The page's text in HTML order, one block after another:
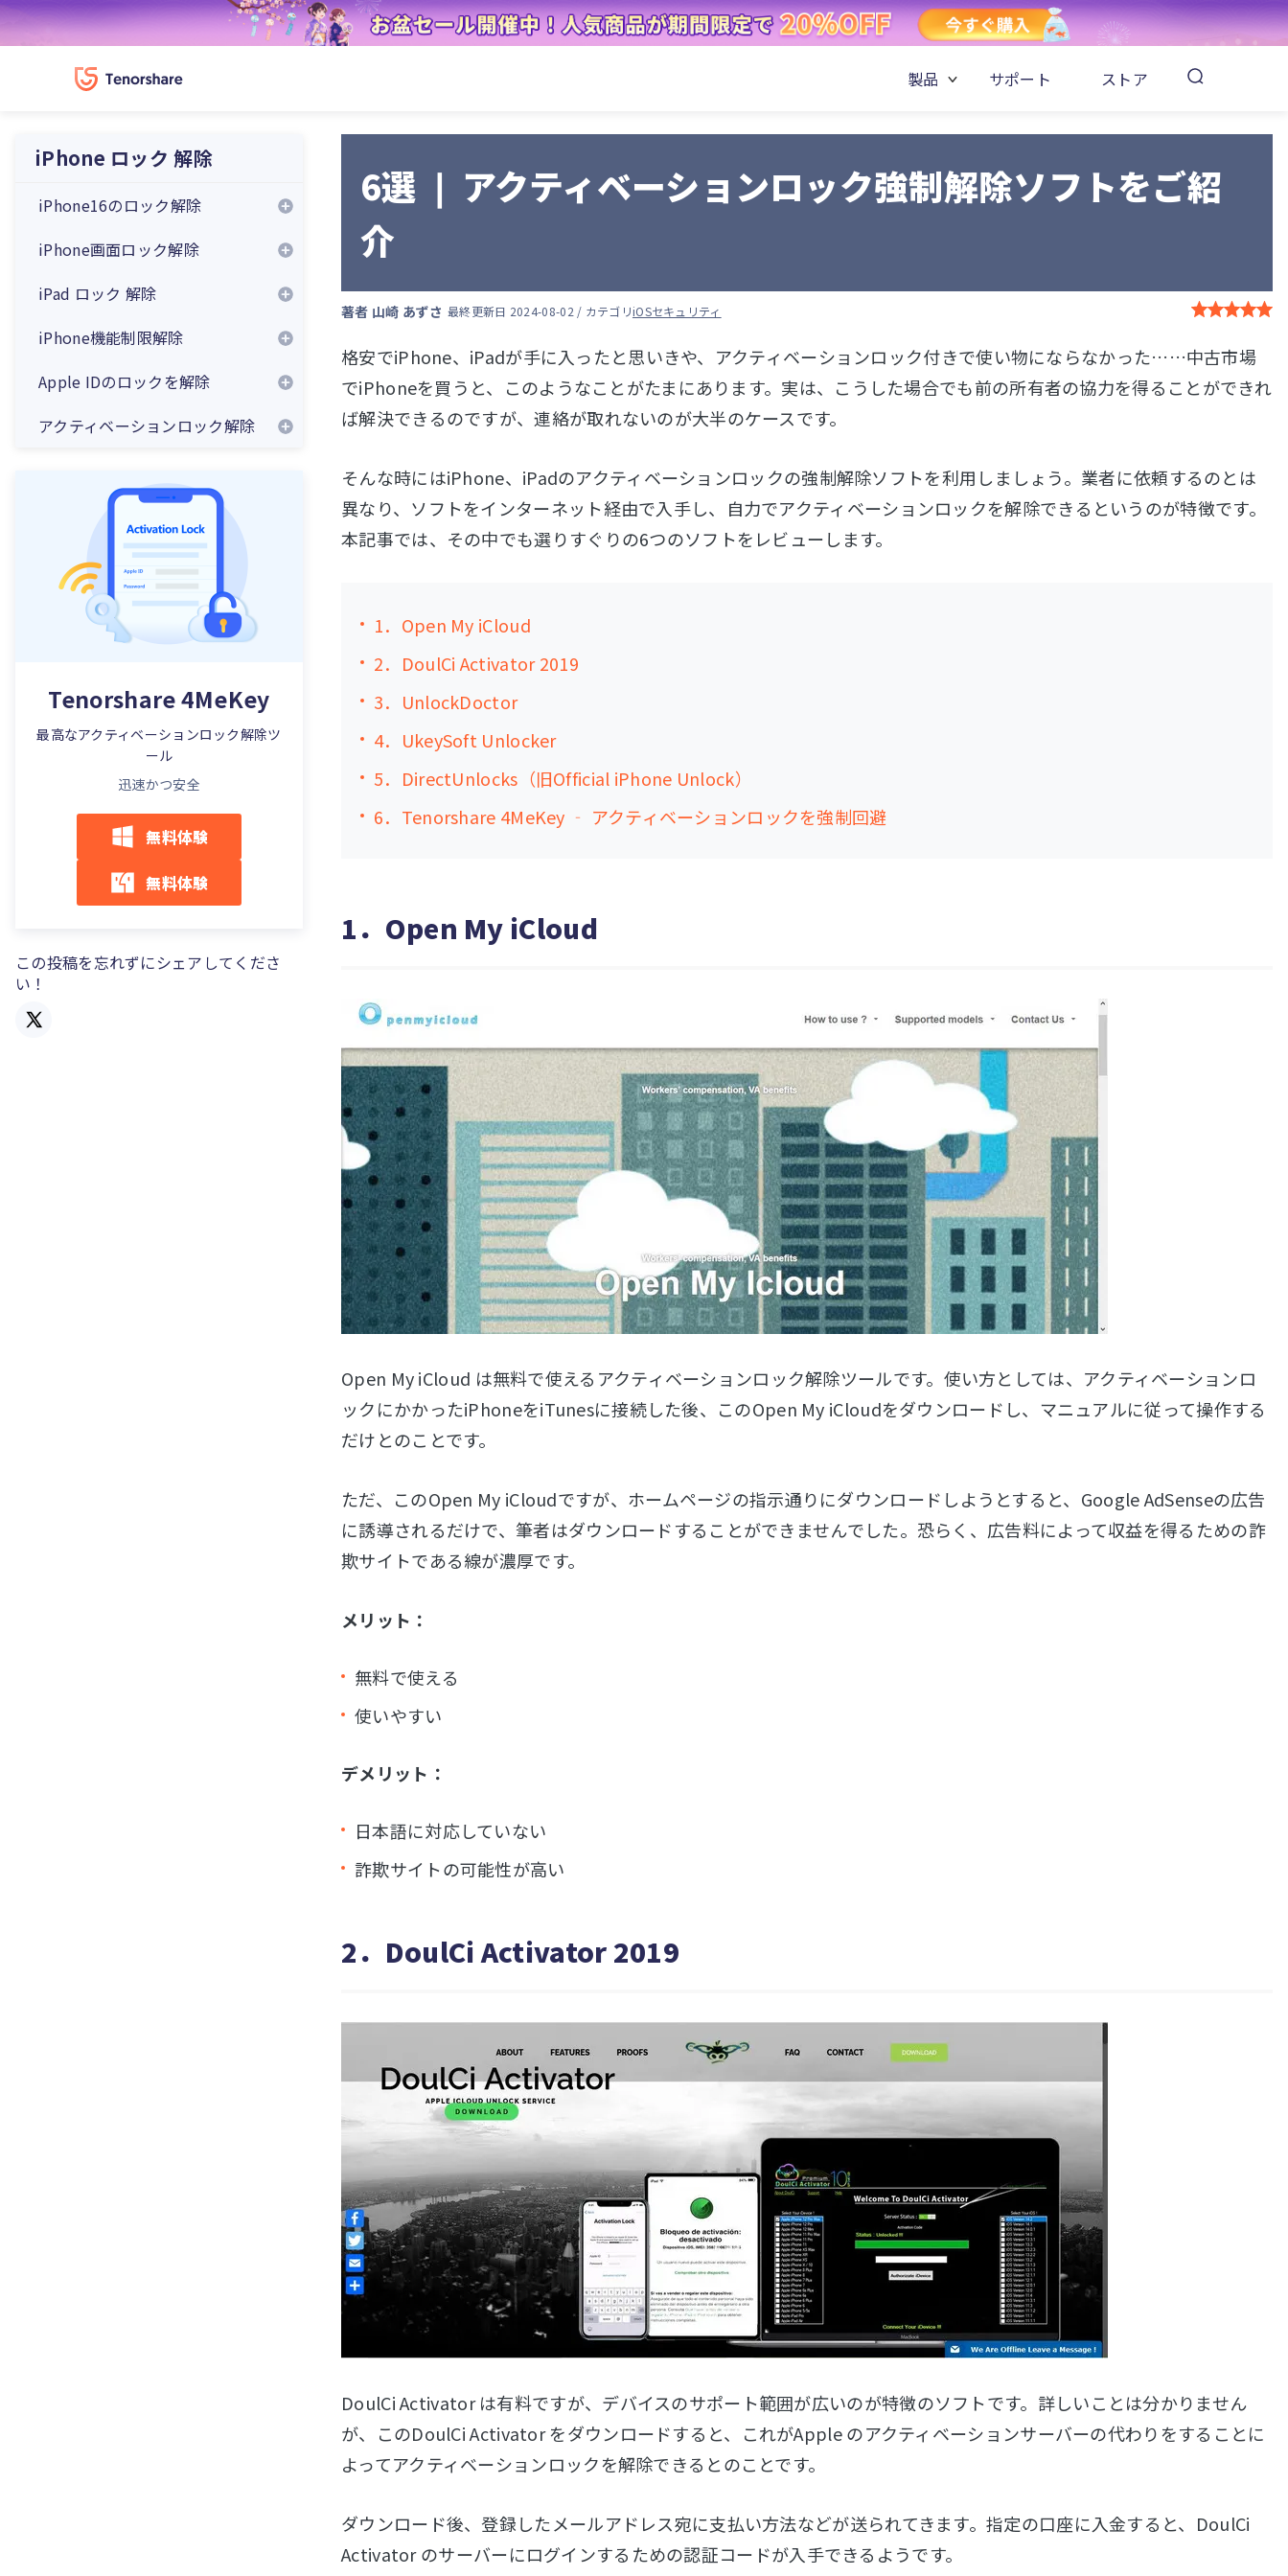
製品 サポート ストア
iPhone ロック 解除
iPhone16のロック解除
iPhone画面ロック解除
iPad ロック 解除
iPhone機能制限解除
Apple IDのロックを解除
アクティベーションロック解除
Tenorshare 4MeKey
最高なアクティベーションロック解除ツ
ール
迅速かつ安全
無料体験
無料体験
この投稿を忘れずにシェアしてくださ
い！
6選 ❘ アクティベーションロック強制解除ソフトをご紹
介
著者 山崎 あずさ 最終更新日 2024-08-02 / カテゴリiOSセキュリティ
格安でiPhone、iPadが手に入ったと思いきや、アクティベーションロック付きで使い物にならなかった……中古市場
でiPhoneを買うと、このようなことがたまにあります。実は、こうした場合でも前の所有者の協力を得ることができれ
ば解決できるのですが、連絡が取れないのが大半のケースです。
そんな時にはiPhone、iPadのアクティベーションロックの強制解除ソフトを利用しましょう。業者に依頼するのとは
異なり、ソフトをインターネット経由で入手し、自力でアクティベーションロックを解除できるというのが特徴です。
本記事では、その中でも選りすぐりの6つのソフトをレビューします。
1．Open My iCloud
2．DoulCi Activator 2019
3．UnlockDoctor
4．UkeySoft Unlocker
5．DirectUnlocks（旧Official iPhone Unlock）
6．Tenorshare 4MeKey ‐ アクティベーションロックを強制回避
1．Open My iCloud
Open My iCloud は無料で使えるアクティベーションロック解除ツールです。使い方としては、アクティベーションロ
ックにかかったiPhoneをiTunesに接続した後、このOpen My iCloudをダウンロードし、マニュアルに従って操作する
だけとのことです。
ただ、このOpen My iCloudですが、ホームページの指示通りにダウンロードしようとすると、Google AdSenseの広告
に誘導されるだけで、筆者はダウンロードすることができませんでした。恐らく、広告料によって収益を得るための詐
欺サイトである線が濃厚です。
メリット：
無料で使える
使いやすい
デメリット：
日本語に対応していない
詐欺サイトの可能性が高い
2．DoulCi Activator 2019
DoulCi Activator は有料ですが、デバイスのサポート範囲が広いのが特徴のソフトです。詳しいことは分かりません
が、このDoulCi Activator をダウンロードすると、これがApple のアクティベーションサーバーの代わりをすることに
よってアクティベーションロックを解除できるとのことです。
ダウンロード後、登録したメールアドレス宛に支払い方法などが送られてきます。指定の口座に入金すると、DoulCi
Activator のサーバーにログインするための認証コードが入手できるようです。